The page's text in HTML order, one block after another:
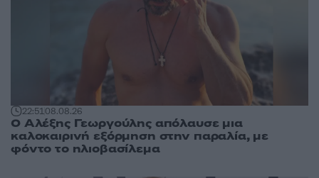
22:5108.08.26
Ο Αλέξης Γεωργούλης απόλαυσε μια
καλοκαιρινή εξόρμηση στην παραλία, με
φόντο το ηλιοβασίλεμα